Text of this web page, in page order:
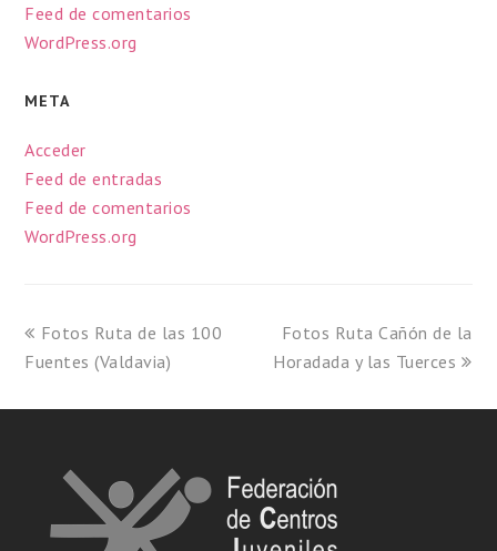
Feed de comentarios
WordPress.org
META
Acceder
Feed de entradas
Feed de comentarios
WordPress.org
Fotos Ruta de las 100
Fuentes (Valdavia)
Fotos Ruta Cañón de la
Horadada y las Tuerces